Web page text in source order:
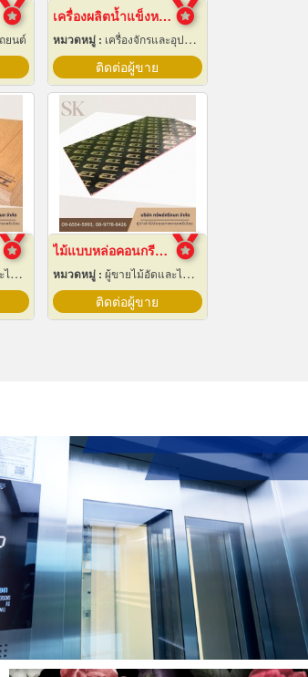
ยนต์
เครื่องผลิตน้ำแข็งหลอด เชียงใหม่
หมวดหมู่ : เครื่องจักรและอุปกรณ์ผลิตน้ำแข็ง
ติดต่อผู้ขาย
ง
ไม้แบบหล่อคอนกรีต ไม้แบบเทปูน
หมวดหมู่ : ผู้ขายไม้อัดและไม้บาง
ติดต่อผู้ขาย